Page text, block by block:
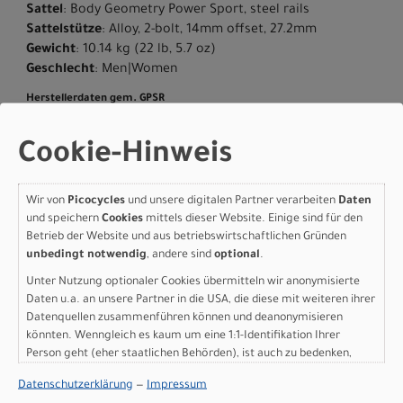
Sattel: Body Geometry Power Sport, steel rails
Sattelstütze: Alloy, 2-bolt, 14mm offset, 27.2mm
Gewicht: 10.14 kg (22 lb, 5.7 oz)
Geschlecht: Men|Women
Herstellerdaten gem. GPSR
D-83607 Holzkirchen
Varianten
Specialized Sirrus X 5.0
GLOSS DRY BRUSHED SKY
Cookie-Hinweis
Wir von Picocycles und unsere digitalen Partner verarbeiten Daten
und speichern Cookies mittels dieser Website. Einige sind für den
Betrieb der Website und aus betriebswirtschaftlichen Gründen
unbedingt notwendig, andere sind optional.
Unter Nutzung optionaler Cookies übermitteln wir anonymisierte
Daten u.a. an unsere Partner in die USA, die diese mit weiteren ihrer
Datenquellen zusammenführen können und deanonymisieren
könnten. Wenngleich es kaum um eine 1:1-Identifikation Ihrer
Person geht (eher staatlichen Behörden), ist auch zu bedenken,
sind wie bei uns in der Europäischen Union.
Datenschutzerklärung — Impressum